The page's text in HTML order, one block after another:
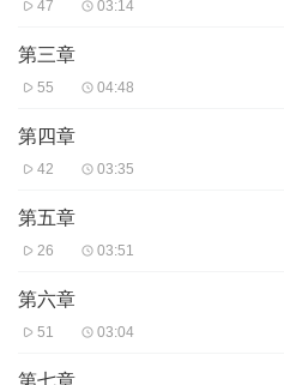
47 03:14
第三章
55 04:48
第四章
42 03:35
第五章
26 03:51
第六章
51 03:04
第七章